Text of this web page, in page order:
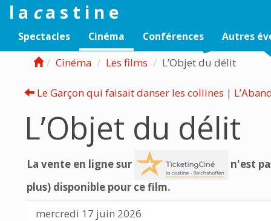
l a ca s t i n e
Spectacles Cinéma Conférences Autres
Cinéma Les films L’Objet du délit
Le Garçon qui faisait danser les collines |
L’Objet du délit
La vente en ligne sur
n'est
plus) disponible pour ce film.
mercredi 17 juin 2026